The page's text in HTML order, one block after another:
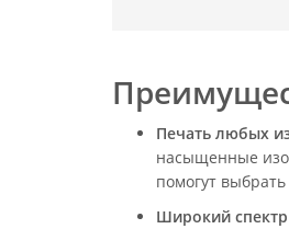
Печать любых
насыщенные
помогут
Широкий